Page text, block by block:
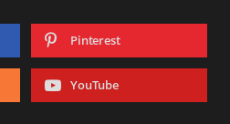
Pinterest
YouTube